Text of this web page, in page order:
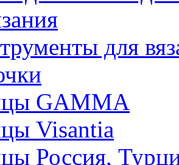
для
GAMMA
Visantia
Россия,